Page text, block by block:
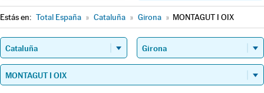
Estás en: Total España » Cataluña » Girona » MONTAGUT I OIX